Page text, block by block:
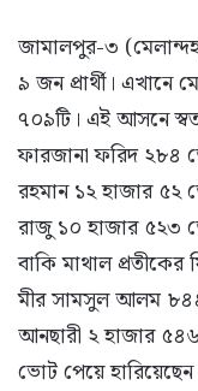
জামালপুর-৩
৯ জন প্রার্থী। এখানে
৭০৯টি। এই আসনে
ফারজানা ফরিদ ২৮৪
রহমান ১২ হাজার ৫২
রাজু ১০ হাজার ৫২৩
বাকি মাথাল
মীর সামসুল আলম
আনছারী ২ হাজার
ভোট পেয়ে